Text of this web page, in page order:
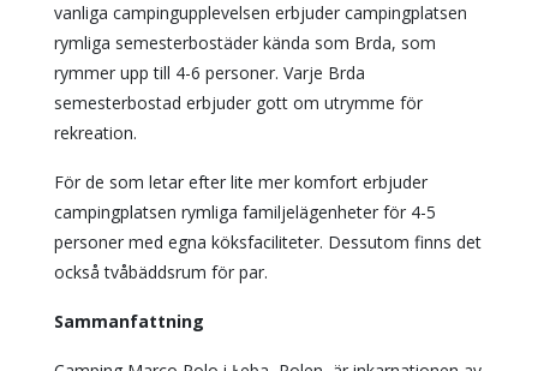
vanliga campingupplevelsen erbjuder campingplatsen
rymliga semesterbostäder kända som Brda, som
rymmer upp till 4-6 personer. Varje Brda
semesterbostad erbjuder gott om utrymme för
rekreation.
För de som letar efter lite mer komfort erbjuder
campingplatsen rymliga familjelägenheter för 4-5
personer med egna köksfaciliteter. Dessutom finns det
också tvåbäddsrum för par.
Sammanfattning